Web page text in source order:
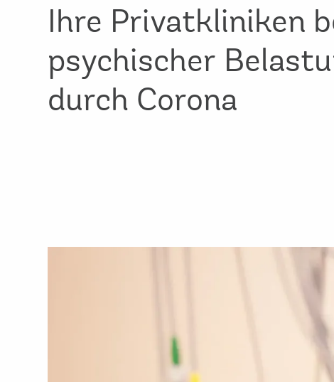
Ihre Privatkliniken
psychischer
durch Corona